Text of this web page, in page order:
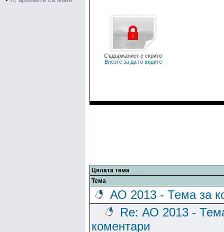
Съдържаниет е скрито
Влезте за да го видите
Цялата тема
Тема
АО 2013 - Тема за
Re: АО 2013 -
коментари